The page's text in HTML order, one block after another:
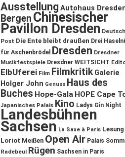
Ausstellung Autohaus
Bergen Chinesischer
Pavillon Dresden
Post Die Ente bleibt draußen Drei
für Aschenbrödel
Dresden Dresdner
Musikfestspiele Dresdner WEITSICHT
ElbUferei Film Filmkritik Galerie
Holger John Genuss Haus des
Buches Hope-Gala HOPE Cape
Japanisches Palais Kino Ladys Gin Night
Landesbühnen
Sachsen La Saxe à Paris Lesung
Loriot Meißen Open Air Palais
Radebeul Rügen Sachsen in Paris